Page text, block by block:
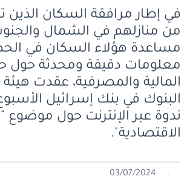
في إطار مرافقة السكان الذين
من منازلهم في الشمال
مساعدة هؤلاء السكان في
معلومات دقيقة ومحدثة حول
المالية والمصرفية، عقدت هيئة
البنوك في بنك إسرائيل
ندوة عبر الإنترنت حول موضوع
الاقتصادية".
03/07/2024